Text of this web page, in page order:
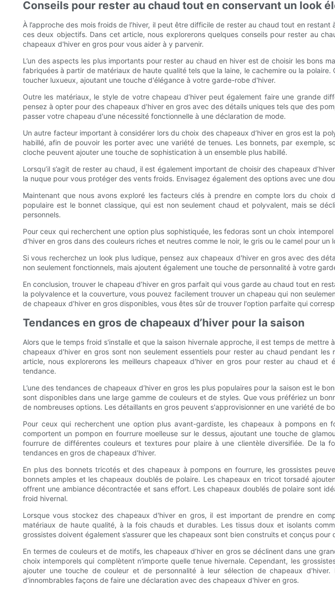
Conseils pour rester au chaud tout en conservant un look
À l’approche des mois froids de l’hiver, il peut être difficile de rester au chaud tout en
ces deux objectifs. Dans cet article, nous explorerons quelques conseils pour rester au
chapeaux d'hiver en gros pour vous aider à y parvenir.
L’un des aspects les plus importants pour rester au chaud en hiver est de choisir les bons
fabriquées à partir de matériaux de haute qualité tels que la laine, le cachemire ou la
toucher luxueux, ajoutant une touche d'élégance à votre garde-robe d'hiver.
Outre les matériaux, le style de votre chapeau d’hiver peut également faire une grande
pensez à opter pour des chapeaux d'hiver en gros avec des détails uniques tels que des
passer votre chapeau d'une nécessité fonctionnelle à une déclaration de mode.
Un autre facteur important à considérer lors du choix des chapeaux d’hiver en gros est la
habillé, afin de pouvoir les porter avec une variété de tenues. Les bonnets, par exemple,
cloche peuvent ajouter une touche de sophistication à un ensemble plus habillé.
Lorsqu’il s’agit de rester au chaud, il est également important de choisir des chapeaux
la nuque pour vous protéger des vents froids. Envisagez également des options avec une
Maintenant que nous avons exploré les facteurs clés à prendre en compte lors du choix
populaire est le bonnet classique, qui est non seulement chaud et polyvalent, mais se
personnels.
Pour ceux qui recherchent une option plus sophistiquée, les fedoras sont un choix
d'hiver en gros dans des couleurs riches et neutres comme le noir, le gris ou le camel pour un
Si vous recherchez un look plus ludique, pensez aux chapeaux d'hiver en gros avec des
non seulement fonctionnels, mais ajoutent également une touche de personnalité à votre
En conclusion, trouver le chapeau d’hiver en gros parfait qui vous garde au chaud tout en
la polyvalence et la couverture, vous pouvez facilement trouver un chapeau qui non
de chapeaux d'hiver en gros disponibles, vous êtes sûr de trouver l'option parfaite qui
Tendances en gros de chapeaux d’hiver pour la saison
Alors que le temps froid s'installe et que la saison hivernale approche, il est temps de
chapeaux d'hiver en gros sont non seulement essentiels pour rester au chaud pendant
article, nous explorerons les meilleurs chapeaux d'hiver en gros pour rester au chaud
tendance.
L’une des tendances de chapeaux d’hiver en gros les plus populaires pour la saison est le
sont disponibles dans une large gamme de couleurs et de styles. Que vous préfériez un
de nombreuses options. Les détaillants en gros peuvent s'approvisionner en une variété
Pour ceux qui recherchent une option plus avant-gardiste, les chapeaux à pompons
comportent un pompon en fourrure moelleuse sur le dessus, ajoutant une touche de
fourrure de différentes couleurs et textures pour plaire à une clientèle diversifiée. De la
tendances en gros de chapeaux d'hiver.
En plus des bonnets tricotés et des chapeaux à pompons en fourrure, les grossistes
bonnets amples et les chapeaux doublés de polaire. Les chapeaux en tricot torsadé
offrent une ambiance décontractée et sans effort. Les chapeaux doublés de polaire sont
froid hivernal.
Lorsque vous stockez des chapeaux d'hiver en gros, il est important de prendre en
matériaux de haute qualité, à la fois chauds et durables. Les tissus doux et isolants
grossistes doivent également s’assurer que les chapeaux sont bien construits et conçus
En termes de couleurs et de motifs, les chapeaux d’hiver en gros se déclinent dans une
choix intemporels qui complètent n'importe quelle tenue hivernale. Cependant, les
ajouter une touche de couleur et de personnalité à leur sélection de chapeaux
d'innombrables façons de faire une déclaration avec des chapeaux d'hiver en gros.